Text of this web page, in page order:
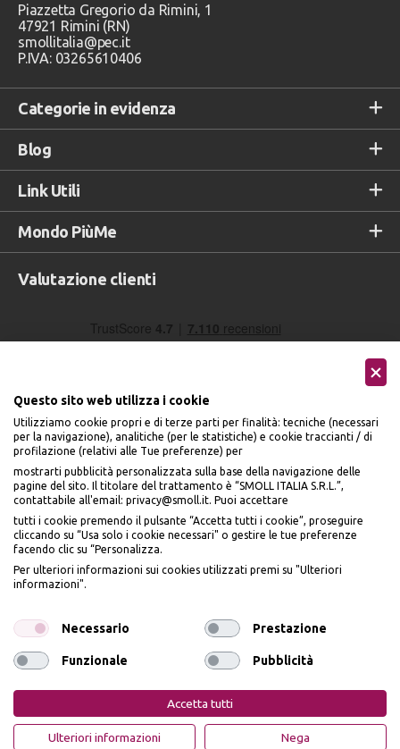
Categorie in evidenza
Blog
Link Utili
Mondo PiùMe
Piazzetta Gregorio da Rimini, 1
47921 Rimini (RN)
smollitalia@pec.it
P.IVA: 03265610406
Valutazione clienti
Accettiamo
Seguici sui social
PiùMe è un marchio di PiùMe s.r.l. con sede legale in via
Privacy Policy Cookie Policy
Questo sito web utilizza i cookie
Utilizziamo cookie propri e di terze parti per finalità: tecniche (necessari
per la navigazione), analitiche (per le statistiche) e cookie traccianti / di
profilazione (relativi alle Tue preferenze) per
mostrarti pubblicità personalizzata sulla base della navigazione delle
pagine del sito. Il titolare del trattamento è “SMOLL ITALIA S.R.L.”,
contattabile all'email: privacy@smoll.it. Puoi accettare
tutti i cookie premendo il pulsante “Accetta tutti i cookie”, proseguire
cliccando su “Usa solo i cookie necessari" o gestire le tue preferenze
facendo clic su “Personalizza.
Per ulteriori informazioni sui cookies utilizzati premi su "Ulteriori
informazioni".
Necessario Prestazione
Funzionale Pubblicità
Accetta tutti
Ulteriori informazioni Nega
BENVENUTO DA
PIÙME
IL10% DI SCONTO
dell’art. 13 del Reg UE 2016/679 e presto il mio consenso a ricevere email
promozionali. In qualsiasi momento è possibile revocare il consenso
OTTIENI IL 10% DI SCONTO